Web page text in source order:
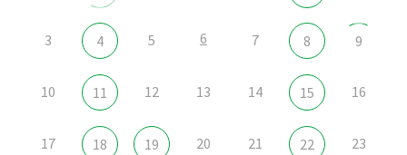
3 4 5 6 7 8 9
10 11 12 13 14 15 16
17 18 19 20 21 22 23